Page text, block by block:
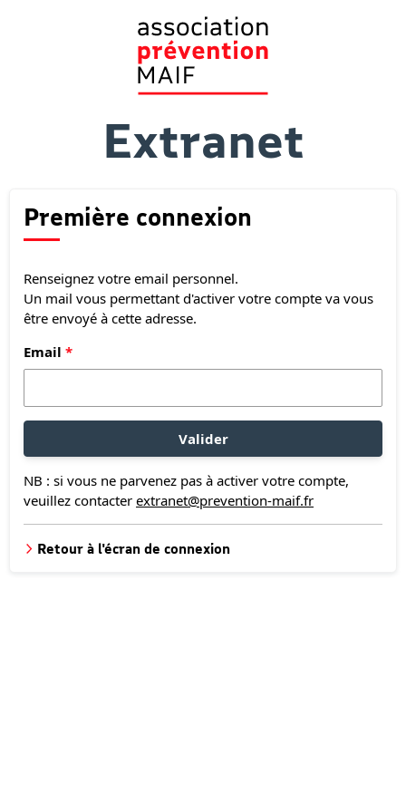
Extranet
Première connexion
Renseignez votre email personnel.
Un mail vous permettant d'activer votre compte va vous
être envoyé à cette adresse.
Email
Valider
NB : si vous ne parvenez pas à activer votre compte,
veuillez contacter extranet@prevention-maif.fr
Retour à l'écran de connexion